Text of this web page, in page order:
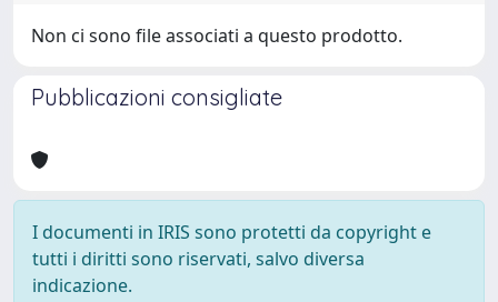
Non ci sono file associati a questo prodotto.
Pubblicazioni consigliate
I documenti in IRIS sono protetti da copyright e
tutti i diritti sono riservati, salvo diversa
indicazione.